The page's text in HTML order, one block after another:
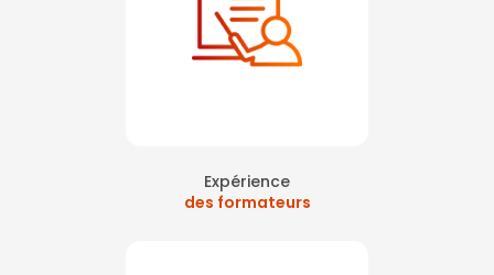
Expérience
des formateurs